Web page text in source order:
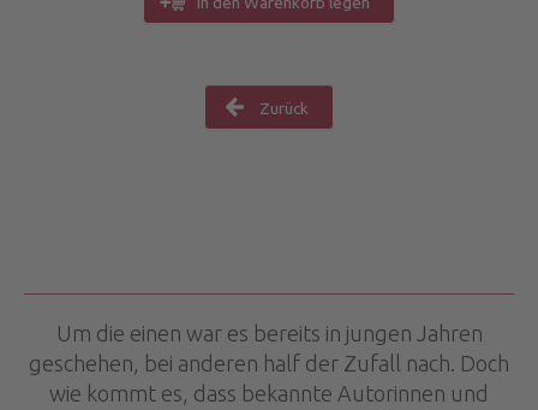
Zurück
Um die einen war es bereits in jungen Jahren
geschehen, bei anderen half der Zufall nach. Doch
wie kommt es, dass bekannte Autorinnen und